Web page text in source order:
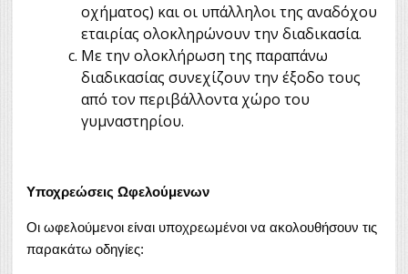
οχήματος) και οι υπάλληλοι της αναδόχου
εταιρίας ολοκληρώνουν την διαδικασία.
Με την ολοκλήρωση της παραπάνω
διαδικασίας συνεχίζουν την έξοδο τους
από τον περιβάλλοντα χώρο του
γυμναστηρίου.
Υποχρεώσεις Ωφελούμενων
Οι ωφελούμενοι είναι υποχρεωμένοι να ακολουθήσουν τις
παρακάτω οδηγίες: